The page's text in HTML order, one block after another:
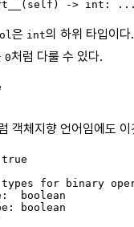
은 int의 하위 타입이다
0처럼 다룰 수 있다.
객체지향 언어임에도 이
types for binary
boolean
boolean